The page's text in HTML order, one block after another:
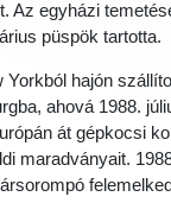
Az egyházi
püspök tartotta.
Yorkból hajón
ahová 1988.
át gépkocsi
maradványait.